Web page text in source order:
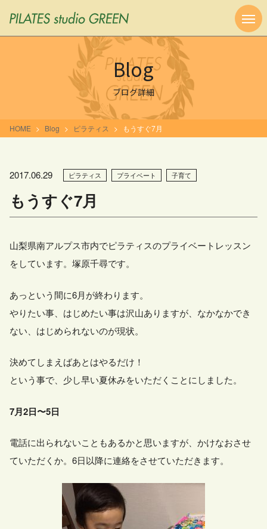
Blog
ブログ詳細
HOME Blog ピラティス もうすぐ7月
2017.06.29 ピラティス プライベート 子育て
もうすぐ7月
山梨県南アルプス市内でピラティスのプライベートレッスン
をしています。塚原千尋です。
あっという間に6月が終わります。
やりたい事、はじめたい事は沢山ありますが、なかなかでき
ない、はじめられないのが現状。
決めてしまえばあとはやるだけ！
という事で、少し早い夏休みをいただくことにしました。
7月2日〜5日
電話に出られないこともあるかと思いますが、かけなおさせ
ていただくか。6日以降に連絡をさせていただきます。